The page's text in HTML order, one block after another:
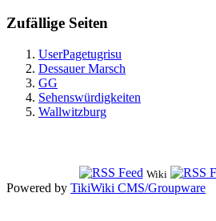
Zufällige Seiten
UserPagetugrisu
Dessauer Marsch
GG
Sehenswürdigkeiten
Wallwitzburg
Wiki
Powered by TikiWiki CMS/Groupware